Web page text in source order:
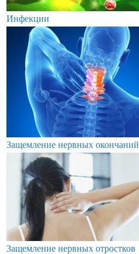
Инфекции
Защемление нервных окончаний
Защемление нервных отростков